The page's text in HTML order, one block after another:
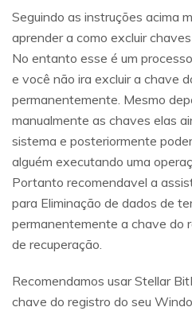
Seguindo as instruções acima
aprender a como excluir
No entanto esse é um
e você não ira excluir a chave
permanentemente. Mesmo
manualmente as chaves elas
sistema e posteriormente
alguém executando uma
Portanto recomendavel a
para Eliminação de dados de
permanentemente a chave do
de recuperação.
Recomendamos usar Stellar
chave do registro do seu